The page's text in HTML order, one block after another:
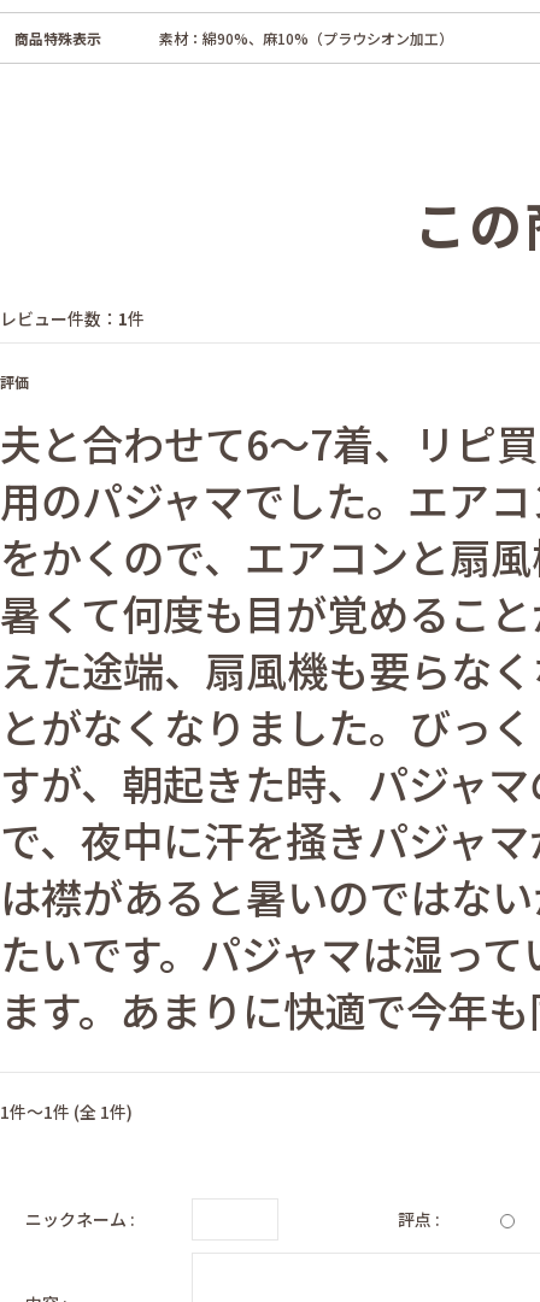
商品特殊表示 素材：綿90%、麻10%（プラウシオン加工）
こ
レビュー件数： 1件
評価
夫と合わせて6～7着、リピ
用のパジャマでした。エア
をかくので、エアコンと扇
暑くて何度も目が覚めるこ
えた途端、扇風機も要らな
とがなくなりました。びっ
すが、朝起きた時、パジャ
で、夜中に汗を掻きパジャ
は襟があると暑いのではな
たいです。パジャマは湿っ
ます。あまりに快適で今年
1件～1件 (全 1件)
ニックネーム : 評点 :